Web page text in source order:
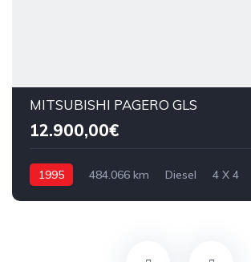
MITSUBISHI PAGERO GLS
12.900,00€
1995 484.066 km Diesel 4 X 4